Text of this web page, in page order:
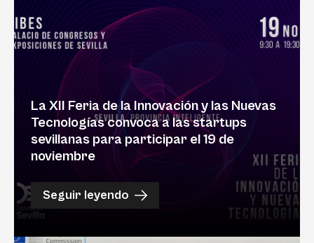
La XII Feria de la Innovación y las Nuevas
Tecnologías convoca a las startups
sevillanas para participar el 19 de
noviembre
Seguir leyendo